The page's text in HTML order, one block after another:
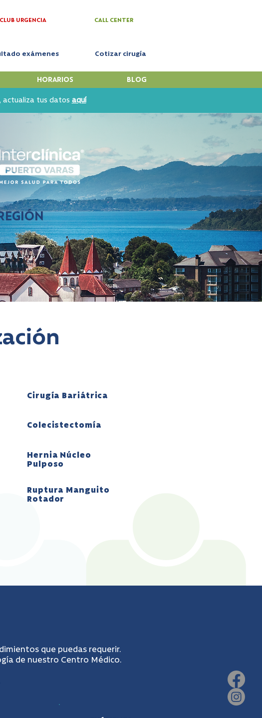
CLUB URGENCIA
exámenes
CALL CENTER
Cotizar cirugía
HORARIOS BLOG
actualiza tus datos aquí
Cirugía Bariátrica
Colecistectomía
Hernia Núcleo
Pulposo
Ruptura Manguito
Rotador
que puedas requerir.
de nuestro Centro Médico.